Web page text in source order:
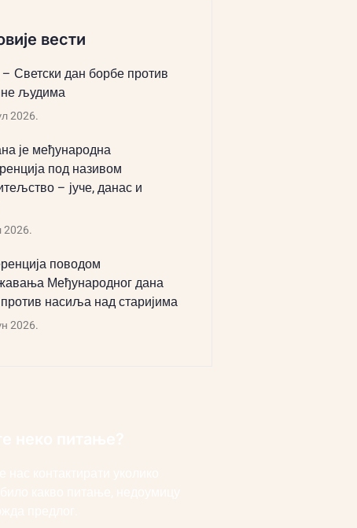
вести
– Светски дан борбе против
људима
2026.
је међународна
под називом
– јуче, данас и
2026.
поводом
Међународног дана
насиља над старијима
2026.